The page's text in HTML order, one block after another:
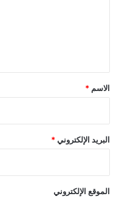
*
الاسم *
البريد الإلكتروني *
الموقع الإلكتروني